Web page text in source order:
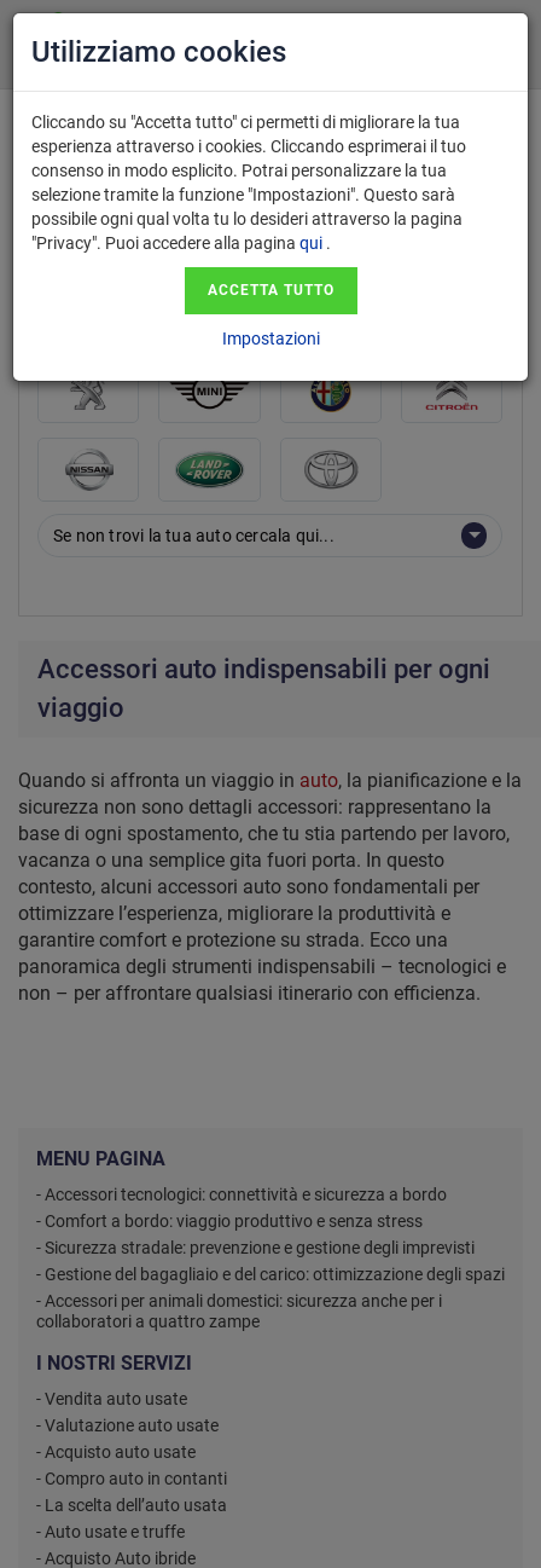
marca
Se non trovi la tua auto cercala qui...
Accessori auto indispensabili per ogni
viaggio
Quando si affronta un viaggio in auto, la pianificazione e la
sicurezza non sono dettagli accessori: rappresentano la
base di ogni spostamento, che tu stia partendo per lavoro,
vacanza o una semplice gita fuori porta. In questo
contesto, alcuni accessori auto sono fondamentali per
ottimizzare l’esperienza, migliorare la produttività e
garantire comfort e protezione su strada. Ecco una
panoramica degli strumenti indispensabili – tecnologici e
non – per affrontare qualsiasi itinerario con efficienza.
MENU PAGINA
- Accessori tecnologici: connettività e sicurezza a bordo
- Comfort a bordo: viaggio produttivo e senza stress
- Sicurezza stradale: prevenzione e gestione degli imprevisti
- Gestione del bagagliaio e del carico: ottimizzazione degli spazi
- Accessori per animali domestici: sicurezza anche per i
collaboratori a quattro zampe
I NOSTRI SERVIZI
- Vendita auto usate
- Valutazione auto usate
- Acquisto auto usate
- Compro auto in contanti
- La scelta dell’auto usata
- Auto usate e truffe
- Acquisto Auto ibride
Utilizziamo cookies
Cliccando su "Accetta tutto" ci permetti di migliorare la tua
esperienza attraverso i cookies. Cliccando esprimerai il tuo
consenso in modo esplicito. Potrai personalizzare la tua
selezione tramite la funzione "Impostazioni". Questo sarà
possibile ogni qual volta tu lo desideri attraverso la pagina
"Privacy". Puoi accedere alla pagina qui .
ACCETTA TUTTO
Impostazioni